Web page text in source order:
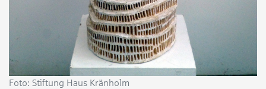
Foto: Stiftung Haus Kränholm